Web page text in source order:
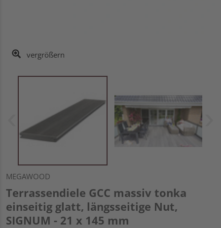
vergrößern
MEGAWOOD
Terrassendiele GCC massiv tonka
einseitig glatt, längsseitige Nut,
SIGNUM - 21 x 145 mm